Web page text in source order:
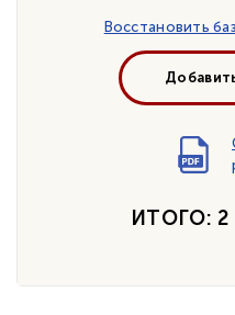
Восстановить
ИТОГО: 2